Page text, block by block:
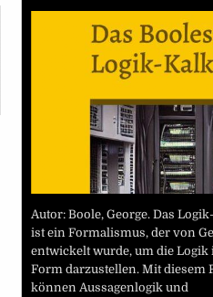
Autor: Boole, George. Das
ist ein Formalismus, der von
entwickelt wurde, um die Logik
Form darzustellen. Mit diesem
können Aussagenlogik und